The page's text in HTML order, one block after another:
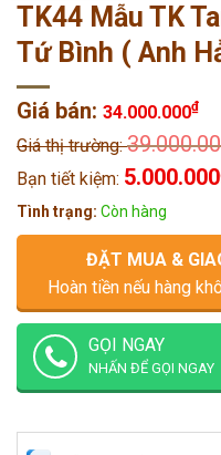
TK44 Mẫu TK
Tứ Bình ( Anh
Giá bán: 34.000.000₫
Giá thị trường:
Bạn tiết kiệm: 5.000.000
Tình trạng: Còn hàng
ĐẶT MUA &
Hoàn tiền nếu hàng
GỌI NGAY
NHẤN ĐỂ GỌI NGAY